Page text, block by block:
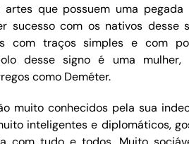
que possuem uma pegada
sucesso com os nativos desse
com traços simples e com
desse signo é uma mulher,
como Deméter.
muito conhecidos pela sua
inteligentes e diplomáticos,